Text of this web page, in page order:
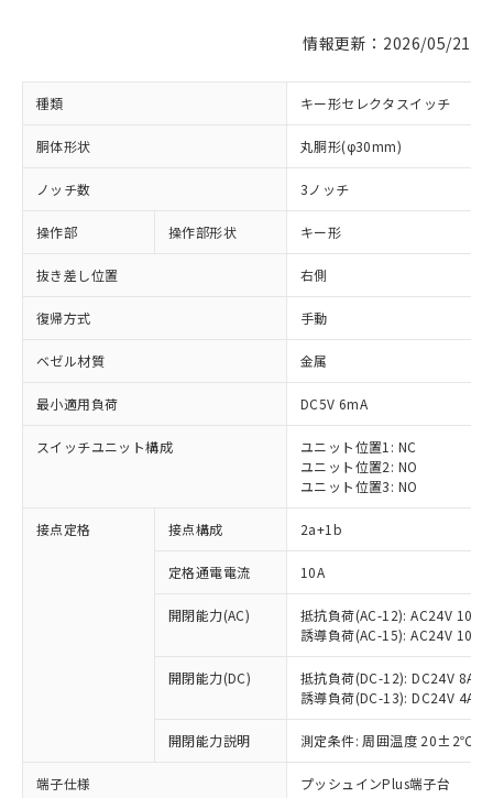
情報更新：2026/05/21
種類 キー形セレクタスイッチ
胴体形状 丸胴形(φ30mm)
ノッチ数 3ノッチ
操作部 操作部形状 キー形
抜き差し位置 右側
復帰方式 手動
ベゼル材質 金属
最小適用負荷 DC5V 6mA
スイッチユニット構成
ユニット位置1: NC
ユニット位置2: NO
ユニット位置3: NO
接点定格 接点構成 2a+1b
定格通電電流 10A
開閉能力(AC)
抵抗負荷(AC-12): AC24V 10A/
誘導負荷(AC-15): AC24V
開閉能力(DC)
抵抗負荷(DC-12): DC24V 8A/
誘導負荷(DC-13): DC24V 4A/
開閉能力説明 測定条件: 周囲温度 20±2℃、
端子仕様 プッシュインPlus端子台
ご利用条件
対応済み：EU RoHS指令（10物質）の
非含有に対応した製品が提供可能な商品で
対応予定：EU RoHS指令（10物質）の非含
有に対応した製品に切り替える予定のある
対応予定なし：EU RoHS指令（10物質）の